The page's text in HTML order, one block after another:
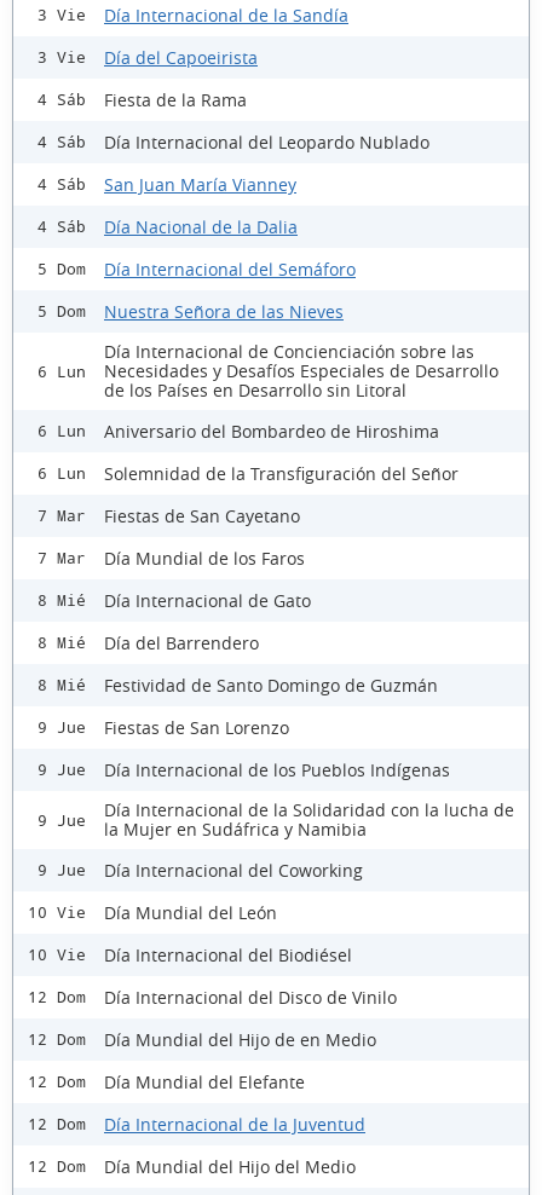
3 Vie Día Internacional de la Sandía
3 Vie Día del Capoeirista
4 Sáb Fiesta de la Rama
4 Sáb Día Internacional del Leopardo Nublado
4 Sáb San Juan María Vianney
4 Sáb Día Nacional de la Dalia
5 Dom Día Internacional del Semáforo
5 Dom Nuestra Señora de las Nieves
6 Lun
Día Internacional de Concienciación sobre las
Necesidades y Desafíos Especiales de Desarrollo
de los Países en Desarrollo sin Litoral
6 Lun Aniversario del Bombardeo de Hiroshima
6 Lun Solemnidad de la Transfiguración del Señor
7 Mar Fiestas de San Cayetano
7 Mar Día Mundial de los Faros
8 Mié Día Internacional de Gato
8 Mié Día del Barrendero
8 Mié Festividad de Santo Domingo de Guzmán
9 Jue Fiestas de San Lorenzo
9 Jue Día Internacional de los Pueblos Indígenas
9 Jue
Día Internacional de la Solidaridad con la lucha de
la Mujer en Sudáfrica y Namibia
9 Jue Día Internacional del Coworking
10 Vie Día Mundial del León
10 Vie Día Internacional del Biodiésel
12 Dom Día Internacional del Disco de Vinilo
12 Dom Día Mundial del Hijo de en Medio
12 Dom Día Mundial del Elefante
12 Dom Día Internacional de la Juventud
12 Dom Día Mundial del Hijo del Medio